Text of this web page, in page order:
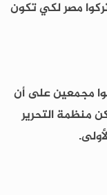
مصر لكي تكون
مجمعين على أن
منظمة التحرير